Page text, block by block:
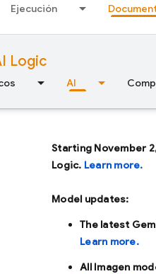
Ejecución
Logic
AI
Starting November
Logic. Learn more.
Model updates:
The latest
Learn more.
All Imagen